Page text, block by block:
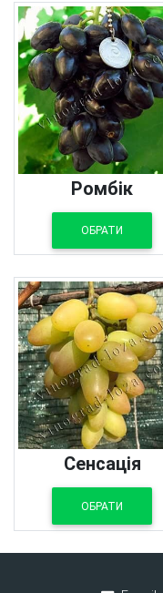
Ромбік
ОБРАТИ
Сенсація
ОБРАТИ